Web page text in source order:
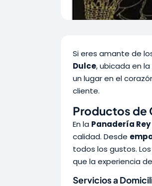
Si eres amante de
Dulce, ubicada en
un lugar en el
cliente.
Productos de
En la Panadería
calidad. Desde
todos los gustos.
que la experiencia
Servicios a